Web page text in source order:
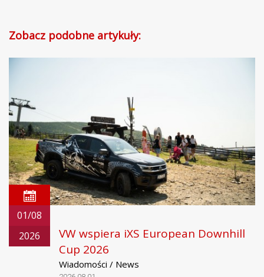
Zobacz podobne artykuły:
01/08
2026
VW wspiera iXS European Downhill
Cup 2026
Wiadomości / News